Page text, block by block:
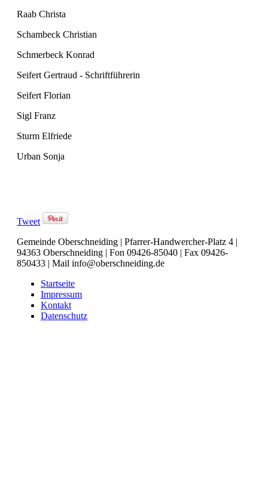
Raab Christa
Schambeck Christian
Schmerbeck Konrad
Seifert Gertraud - Schriftführerin
Seifert Florian
Sigl Franz
Sturm Elfriede
Urban Sonja
Tweet
Gemeinde Oberschneiding | Pfarrer-Handwercher-Platz 4 |
94363 Oberschneiding | Fon 09426-85040 | Fax 09426-
850433 | Mail info@oberschneiding.de
Startseite
Impressum
Kontakt
Datenschutz